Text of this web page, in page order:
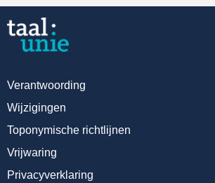
Verantwoording
Wijzigingen
Toponymische richtlijnen
Vrijwaring
Privacyverklaring